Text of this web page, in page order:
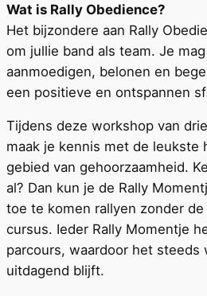
Wat is Rally Obedience?
Het bijzondere aan Rally
om jullie band als team. Je
aanmoedigen, belonen en
een positieve en ontspannen
Tijdens deze workshop van
maak je kennis met de leukste
gebied van gehoorzaamheid.
al? Dan kun je de Rally
toe te komen rallyen zonder
cursus. Ieder Rally Momentje
parcours, waardoor het steeds
uitdagend blijft.